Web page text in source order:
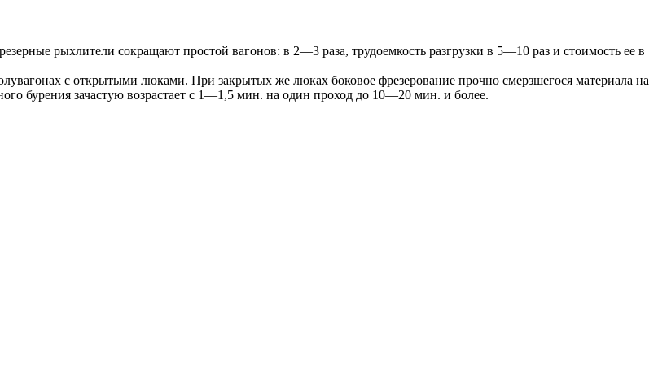
рыхлители сокращают простой вагонов: в 2—3 раза, трудоемкость разгрузки в 5—10 раз и стоимость ее в
с открытыми люками. При закрытых же люках боковое фрезерование прочно смерзшегося материала на
бурения зачастую возрастает с 1—1,5 мин. на один проход до 10—20 мин. и более.